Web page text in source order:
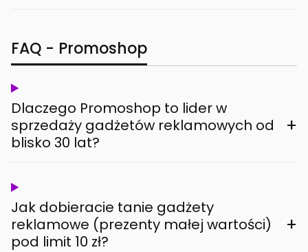
FAQ - Promoshop
Dlaczego Promoshop to lider w
sprzedaży gadżetów reklamowych od
blisko 30 lat?
+
Jak dobieracie tanie gadżety
reklamowe (prezenty małej wartości)
pod limit 10 zł?
+